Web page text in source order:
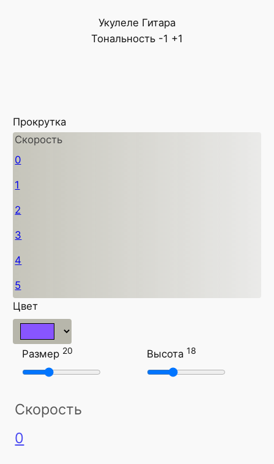
Укулеле Гитара
Тональность -1 +1
Прокрутка
Скорость
0
1
2
3
4
5
Цвет
Размер 20 Высота 18
Скорость
0